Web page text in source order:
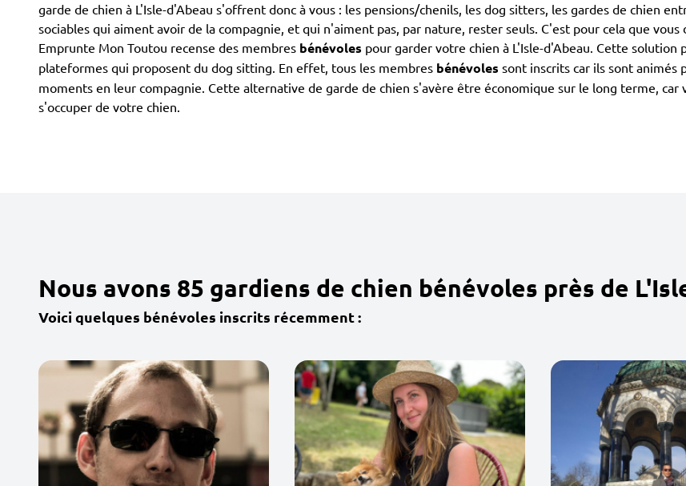
garde de chien à L'Isle-d'Abeau s'offrent donc à vous : les pensions/chenils, les dog sitters, les gardes de chien
sociables qui aiment avoir de la compagnie, et qui n'aiment pas, par nature, rester seuls. C'est pour cela que
Emprunte Mon Toutou recense des membres bénévoles pour garder votre chien à L'Isle-d'Abeau. Cette
plateformes qui proposent du dog sitting. En effet, tous les membres bénévoles sont inscrits car ils sont animés
moments en leur compagnie. Cette alternative de garde de chien s'avère être économique sur le long terme,
s'occuper de votre chien.
Nous avons 85 gardiens de chien bénévoles près de
Voici quelques bénévoles inscrits récemment :